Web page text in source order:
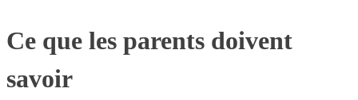
Ce que les parents doivent
savoir